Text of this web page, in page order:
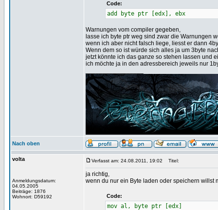
Code:
add byte ptr [edx], ebx
Warnungen vom compiler gegeben,
lasse ich byte ptr weg sind zwar die Warnungen
wenn ich aber nicht falsch liege, liesst er dann
Wenn dem so ist würde sich alles ja um 3byte
jetzt könnte ich das ganze so stehen lassen und
ich möchte ja in den adressbereich jeweils nur
Nach oben
volta
Anmeldungsdatum:
04.05.2005
Beiträge: 1876
Wohnort: D59192
Verfasst am: 24.08.2011, 19:02 Titel:
ja richtig,
wenn du nur ein Byte laden oder speichern willst
Code:
mov al, byte ptr [edx]